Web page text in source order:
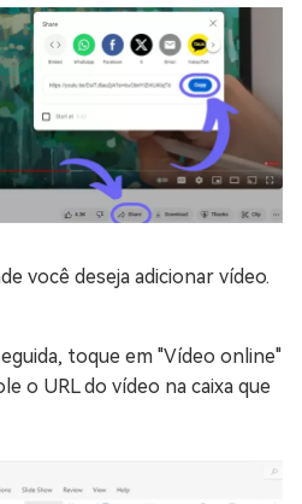
você deseja adicionar vídeo.
toque em "Vídeo online"
o URL do vídeo na caixa que